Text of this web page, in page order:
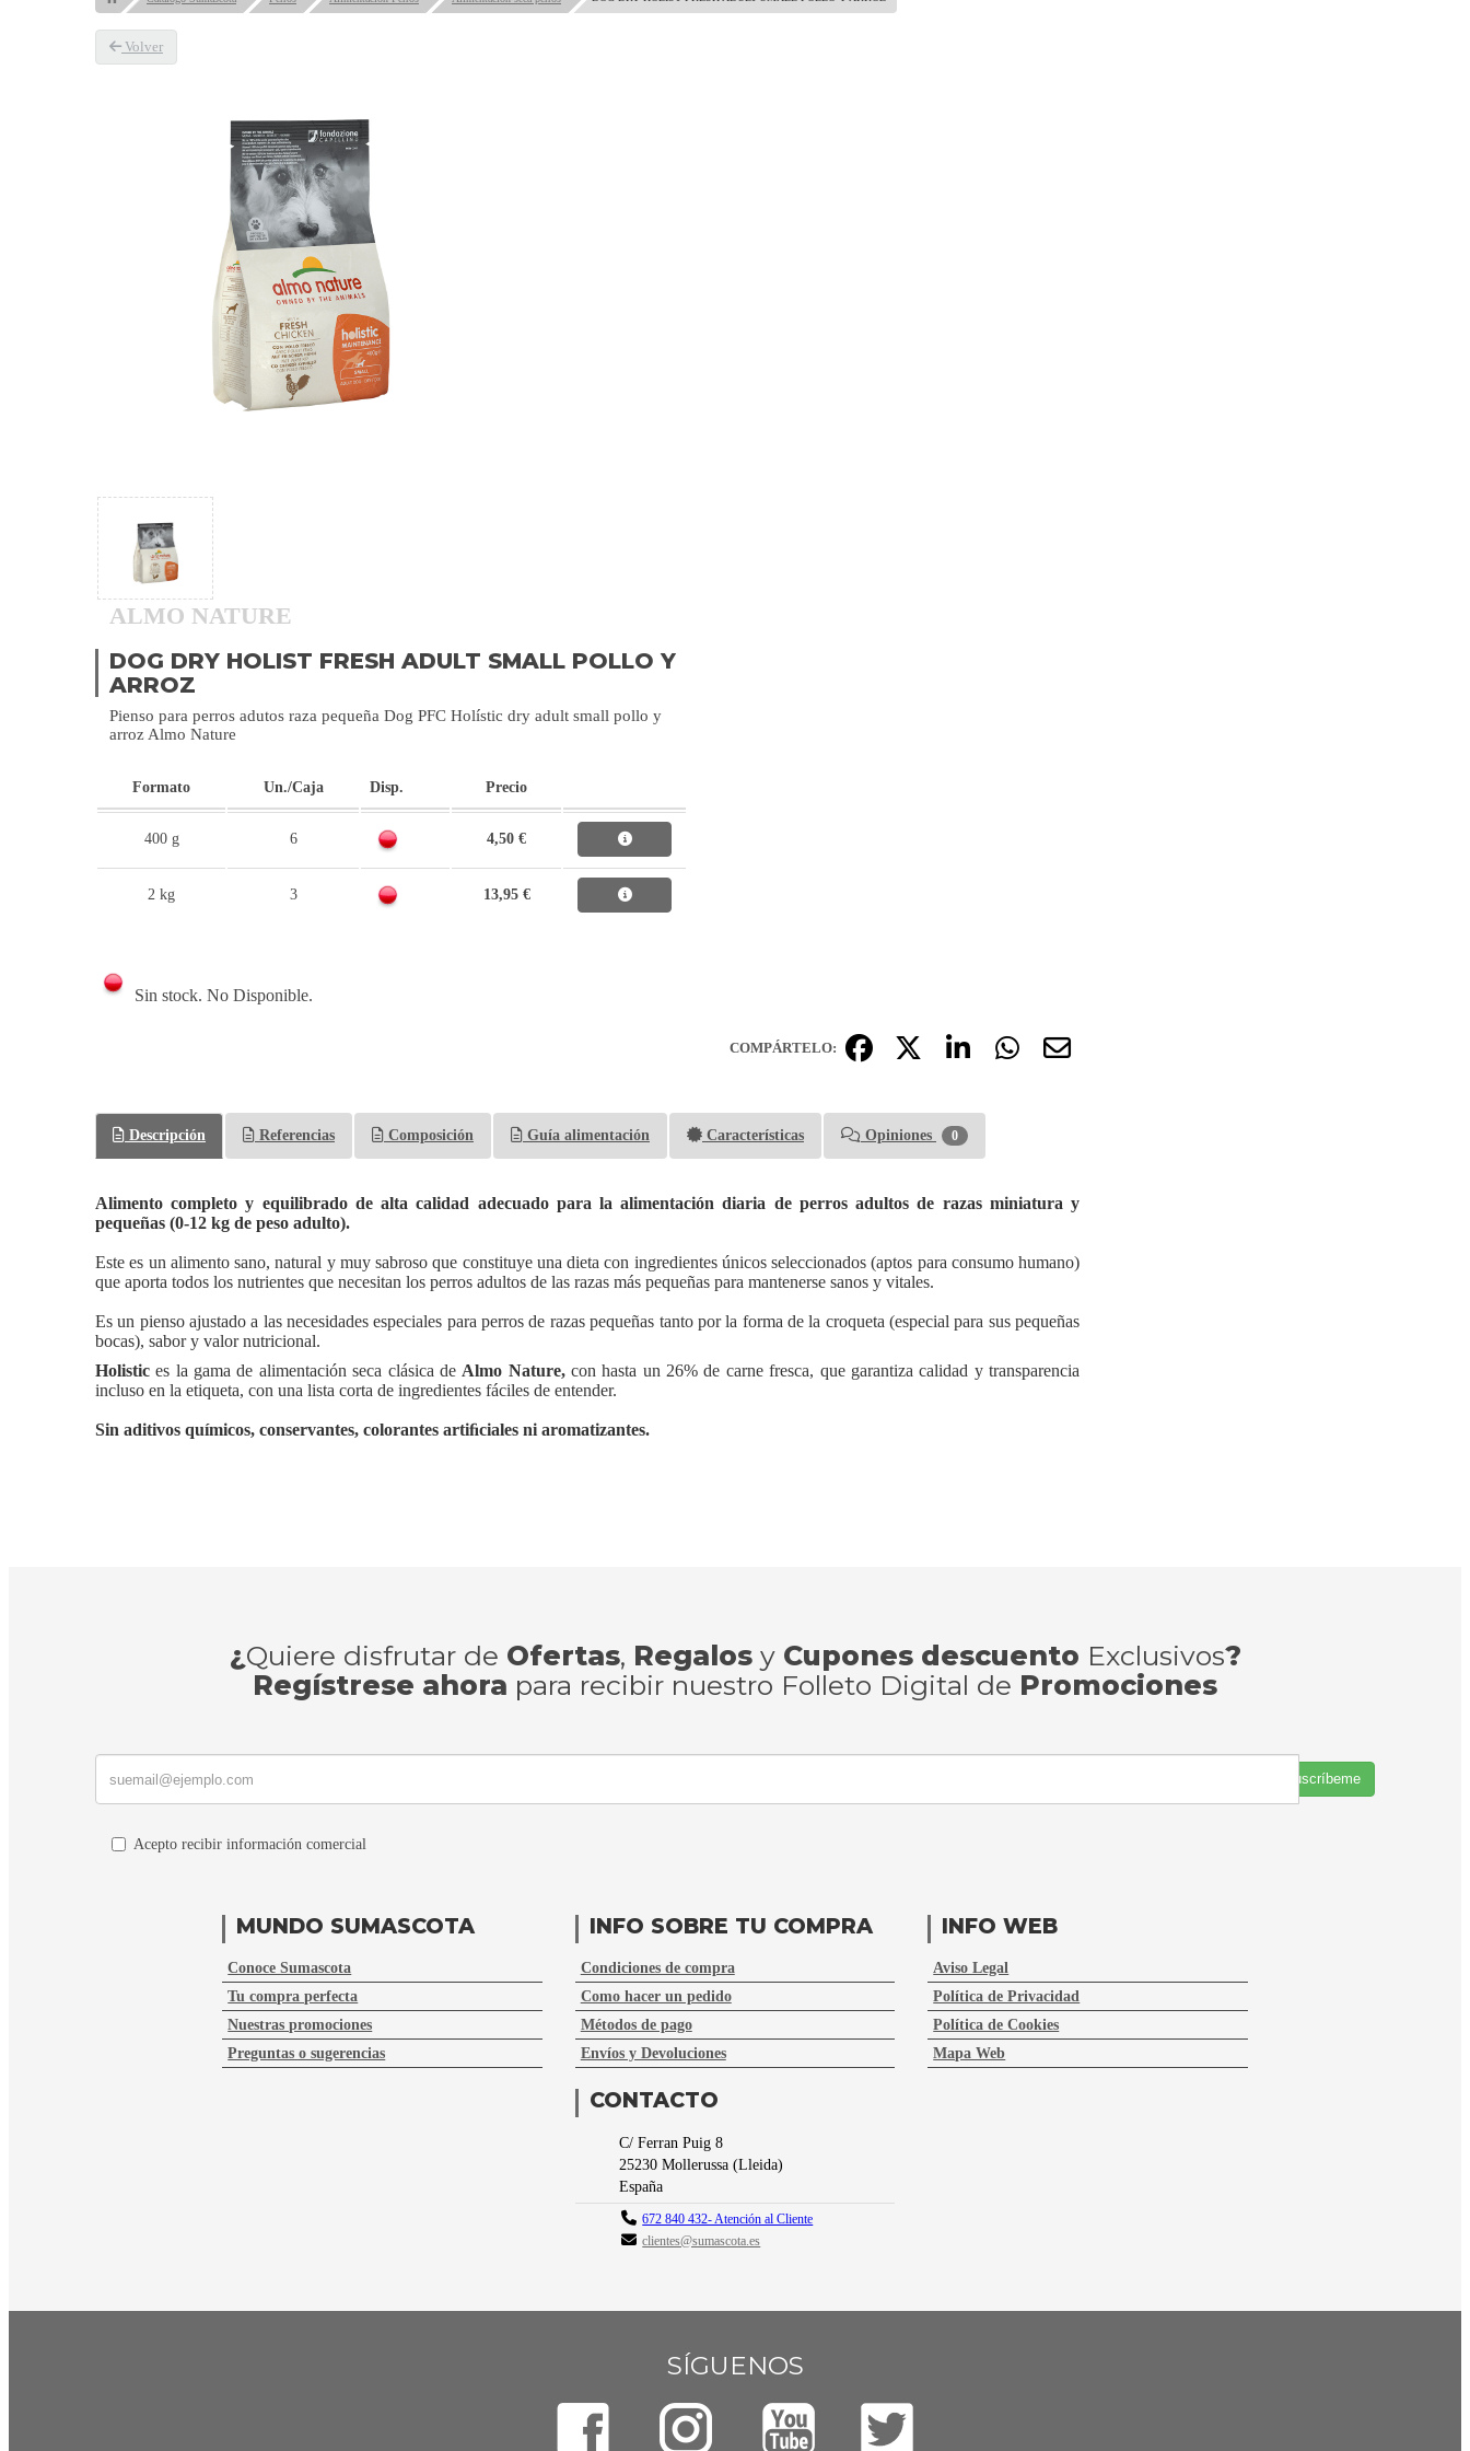
Volver
ALMO NATURE
DOG DRY HOLIST FRESH ADULT SMALL POLLO Y
ARROZ
Pienso para perros adutos raza pequeña Dog PFC Holístic dry adult small pollo y
arroz Almo Nature
Formato Un./Caja Disp. Precio
400 g 6 4,50 €
2 kg 3 13,95 €
Sin stock. No Disponible.
COMPÁRTELO:
Descripción Referencias Composición Guía alimentación Características Opiniones 0
Alimento completo y equilibrado de alta calidad adecuado para la alimentación diaria de perros adultos de razas miniatura y
pequeñas (0-12 kg de peso adulto).
Este es un alimento sano, natural y muy sabroso que constituye una dieta con ingredientes únicos seleccionados (aptos para consumo humano)
que aporta todos los nutrientes que necesitan los perros adultos de las razas más pequeñas para mantenerse sanos y vitales.
Es un pienso ajustado a las necesidades especiales para perros de razas pequeñas tanto por la forma de la croqueta (especial para sus pequeñas
bocas), sabor y valor nutricional.
Holistices la gama de alimentación seca clásica de Almo Nature,con hasta un 26% de carne fresca, que garantiza calidad y transparencia
incluso en la etiqueta, con una lista corta de ingredientes fáciles de entender.
Sin aditivos químicos, conservantes, colorantes artiﬁciales ni aromatizantes.
¿Quiere disfrutar de Ofertas, Regalosy Cupones descuento Exclusivos?
Regístrese ahora para recibir nuestro Folleto Digital de Promociones
Suscríbeme
Acepto recibir información comercial
MUNDO SUMASCOTA
Conoce Sumascota
Tu compra perfecta
Nuestras promociones
Preguntas o sugerencias
INFO SOBRE TU COMPRA
Condiciones de compra
Como hacer un pedido
Métodos de pago
Envíos y Devoluciones
INFO WEB
Aviso Legal
Política de Privacidad
Política de Cookies
Mapa Web
CONTACTO
C/ Ferran Puig 8
25230 Mollerussa(Lleida)
España
672 840 432- Atención al Cliente
clientes@sumascota.es
SÍGUENOS